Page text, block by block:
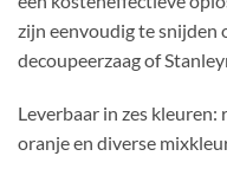
zijn eenvoudig te snijden
decoupeerzaag of
Leverbaar in zes kleuren:
oranje en diverse